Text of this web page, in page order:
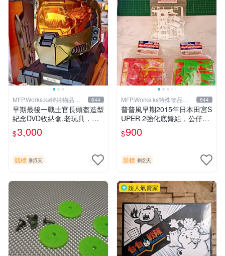
MFP.Works.ks特殊物品販
賣部
644
早期最後一戰士官長頭盔造型
紀念DVD收納盒.老玩具．大
同寶寶.偉士牌.公仔，老車，
老東西，水水，型男.VINTAG
$3,000
競標 剩5天
MFP.Works.ks特殊物品販
賣部
644
普普風早期2015年日本田宮S
UPER 2強化底盤組，公仔，
四驅車，爆走兄弟，開店擺
飾.老玩具.偉士牌.公仔，老
TAGE參考
$900
競標 剩2天
超人氣賣家